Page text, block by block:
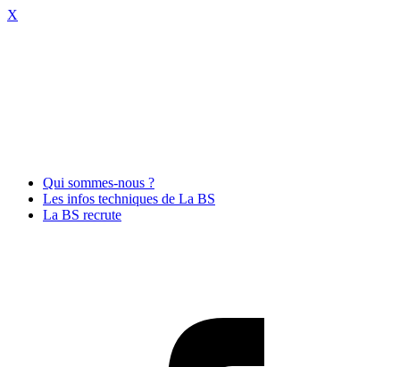
X
Qui sommes-nous ?
Les infos techniques de La BS
La BS recrute